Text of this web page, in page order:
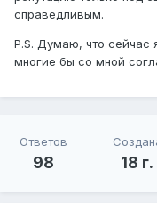
справедливым.
P.S. Думаю, что сейчас
многие бы со мной
Ответов
98 18 г.